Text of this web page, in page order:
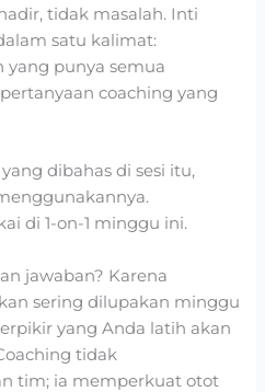
tidak masalah. Inti
satu kalimat:
punya semua
coaching yang
dibahas di sesi itu,
di 1-on-1 minggu ini.
jawaban? Karena
sering dilupakan minggu
yang Anda latih akan
tidak
tim; ia memperkuat otot